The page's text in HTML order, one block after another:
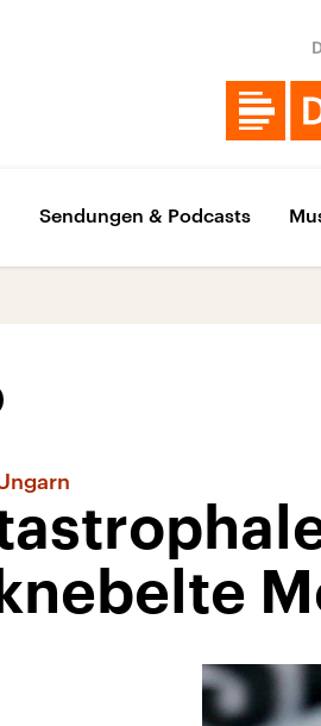
Sendungen & Podcasts